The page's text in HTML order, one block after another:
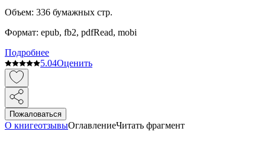
Объем: 336 бумажных стр.
Формат: epub, fb2, pdfRead, mobi
Подробнее
5.04Оценить
Пожаловаться
О книгеотзывыОглавлениеЧитать фрагмент